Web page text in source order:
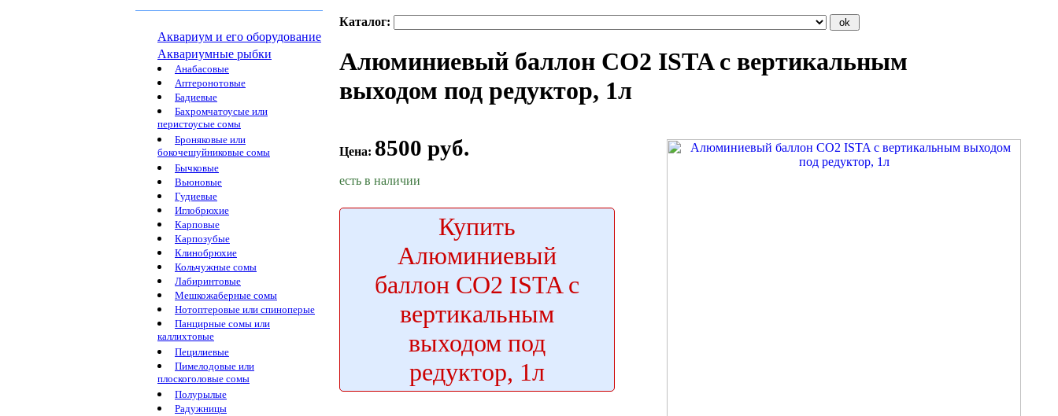
Аквариум и его оборудование
Аквариумные рыбки
Анабасовые
Аптеронотовые
Бадиевые
Бахромчатоусые или
перистоусые сомы
Броняковые или
бокочешуйниковые сомы
Бычковые
Вьюновые
Гудиевые
Иглобрюхие
Карповые
Карпозубые
Клинобрюхие
Кольчужные сомы
Лабиринтовые
Мешкожаберные сомы
Нотоптеровые или спиноперые
Панцирные сомы или
каллихтовые
Пецилиевые
Пимелодовые или
плоскоголовые сомы
Полурылые
Радужницы
Каталог:
Алюминиевый баллон CO2 ISTA с вертикальным
выходом под редуктор, 1л
Цена: 8500 руб.
есть в наличии
Купить
Алюминиевый
баллон CO2 ISTA с
вертикальным
выходом под
редуктор, 1л